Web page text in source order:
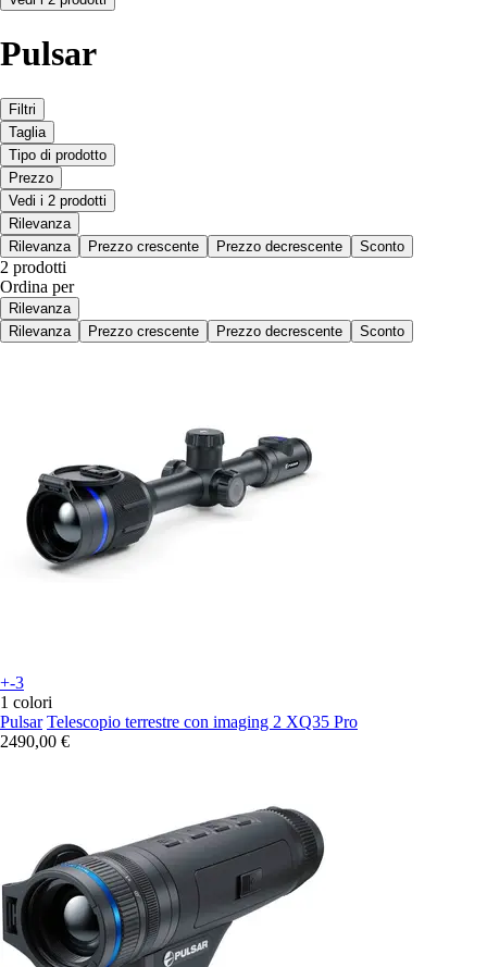
Pulsar
Filtri
Taglia
Tipo di prodotto
Prezzo
Vedi i 2 prodotti
Rilevanza
Rilevanza
Prezzo crescente Prezzo decrescente Sconto
2 prodotti
Ordina per
Rilevanza
Rilevanza
Prezzo crescente Prezzo decrescente Sconto
+-3
1 colori
Pulsar Telescopio terrestre con imaging 2 XQ35 Pro
2490,00 €